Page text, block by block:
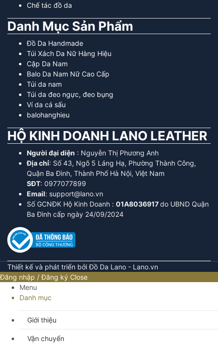
Chế tác đồ da
Danh Mục Sản Phẩm
Đồ Da Handmade
Túi Xách Da Nữ Hàng Hiệu
Cặp Da Nam
Balo Da Nam Nữ Cao Cấp
Túi da nam
Túi da đeo ngực, đeo bụng
Ví da cá sấu
balohanghieu
HỘ KINH DOANH LANO LEATHER
Người đại diện : Nguyễn Thị Phương Anh
Địa chỉ: Số 43, Ngõ 5 Láng Hạ, Phường Thành Công,
Quận Ba Đình, Thành Phố Hà Nội, Việt Nam
SĐT: 0977077899
Email: support@lano.vn
Số GCNĐK Hộ Kinh Doanh : 01A8036917do UBND Quận
Ba Đình cấp ngày 24/09/2024
Thiết kế và phát triển bởi Đồ Da Lano - Lano.vn
Đăng nhập / Đăng ký Close
Menu
Danh mục
Giới thiệu
Vận chuyển